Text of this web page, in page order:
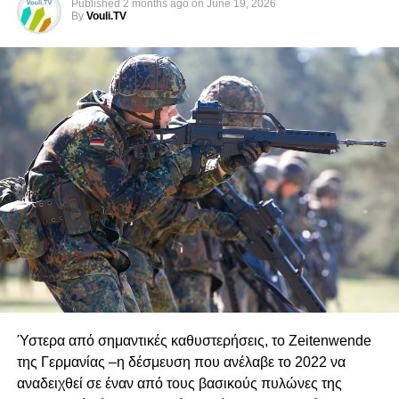
δεν διαθέτει καθεστώς εγγυήτριας δύναμης, και της
Ελληνοκυπριακής Διοίκησης Νότιας Κύπρου αποτελεί μια
πρωτοβουλία χωρίς νομιμοποίηση, που διαταράσσει τις
ευαίσθητες ισορροπίες και είναι αντίθετη προς το διεθνές
δίκαιο», δήλωσε χαρακτηριστικά.
Ο Γκιουλέρ υποστήριξε ακόμη ότι οποιαδήποτε
πρωτοβουλία ή συμμαχία η οποία, σύμφωνα με την
τουρκική θέση, στρέφεται εναντίον των δικαιωμάτων και
των συμφερόντων της Τουρκίας και του ψευδοκράτους
δεν είναι δυνατόν να επιτύχει, επικαλούμενος τη
στρατιωτική ισχύ και την αποτρεπτική ικανότητα της
χώρας του.
Παράλληλα, επανέλαβε τη θέση της Άγκυρας ότι η Τουρκία
εξακολουθεί να διατηρεί τα δικαιώματα και τις
υποχρεώσεις της ως εγγυήτρια δύναμη στην Κύπρο βάσει
Published 2 months ago on June 19, 2026
By Vouli.TV
Ύστερα από σημαντικές καθυστερήσεις, το Zeitenwende
της Γερμανίας –η δέσμευση που ανέλαβε το 2022 να
αναδειχθεί σε έναν από τους βασικούς πυλώνες της